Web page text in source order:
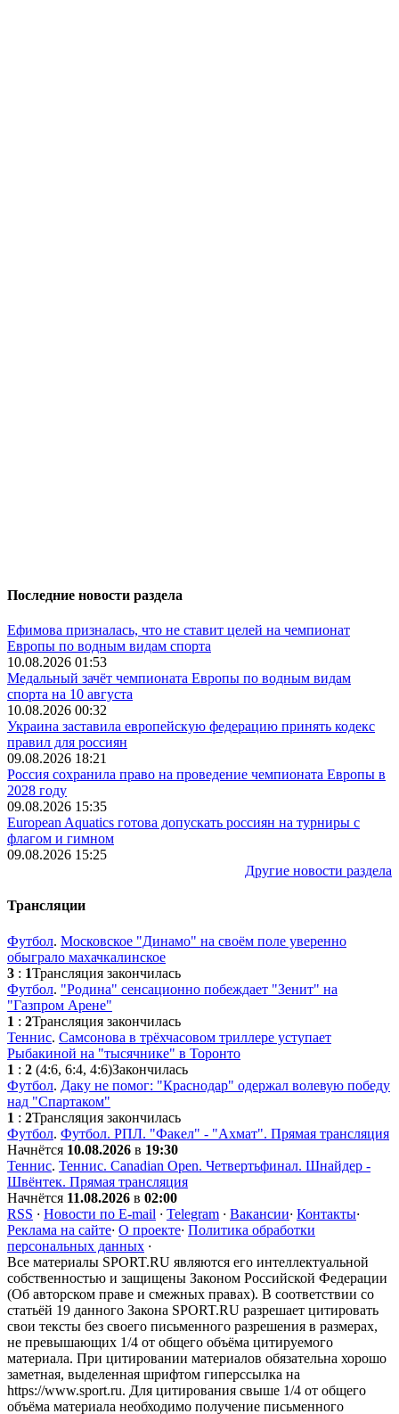
Последние новости раздела
Ефимова призналась, что не ставит целей на чемпионат
Европы по водным видам спорта
10.08.2026 01:53
Медальный зачёт чемпионата Европы по водным видам
спорта на 10 августа
10.08.2026 00:32
Украина заставила европейскую федерацию принять кодекс
правил для россиян
09.08.2026 18:21
Россия сохранила право на проведение чемпионата Европы в
2028 году
09.08.2026 15:35
European Aquatics готова допускать россиян на турниры с
флагом и гимном
09.08.2026 15:25
Другие новости раздела
Трансляции
Футбол. Московское "Динамо" на своём поле уверенно
обыграло махачкалинское
3 : 1Трансляция закончилась
Футбол. "Родина" сенсационно побеждает "Зенит" на
"Газпром Арене"
1 : 2Трансляция закончилась
Теннис. Самсонова в трёхчасовом триллере уступает
Рыбакиной на "тысячнике" в Торонто
1 : 2 (4:6, 6:4, 4:6)Закончилась
Футбол. Даку не помог: "Краснодар" одержал волевую победу
над "Спартаком"
1 : 2Трансляция закончилась
Футбол. Футбол. РПЛ. "Факел" - "Ахмат". Прямая трансляция
Начнётся 10.08.2026 в 19:30
Теннис. Теннис. Canadian Open. Четвертьфинал. Шнайдер -
Швёнтек. Прямая трансляция
Начнётся 11.08.2026 в 02:00
RSS · Новости по E-mail · Telegram · Вакансии· Контакты·
Реклама на сайте· О проекте· Политика обработки
персональных данных ·
Все материалы SPORT.RU являются его интеллектуальной
собственностью и защищены Законом Российской Федерации
(Об авторском праве и смежных правах). В соответствии со
статьёй 19 данного Закона SPORT.RU разрешает цитировать
свои тексты без своего письменного разрешения в размерах,
не превышающих 1/4 от общего объёма цитируемого
материала. При цитировании материалов обязательна хорошо
заметная, выделенная шрифтом гиперссылка на
https://www.sport.ru. Для цитирования свыше 1/4 от общего
объёма материала необходимо получение письменного